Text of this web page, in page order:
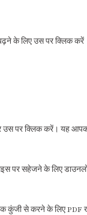
के लिए उस पर क्लिक
उस पर क्लिक करें। यह
पर सहेजने के लिए
कुंजी से करने के लिए PDF